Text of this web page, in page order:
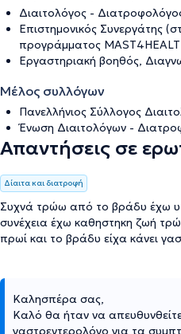
Διαιτολόγος -
Επιστημονικός Συνεργάτης
προγράμματος
Εργαστηριακή βοηθός,
Μέλος συλλόγων
Πανελλήνιος Σύλλογος
Ένωση Διαιτολόγων -
Απαντήσεις σε
Δίαιτα και διατροφή
Συχνά τρώω από το βράδυ έχω
συνέχεια έχω καθηστηκη ζωή
πρωί και το βράδυ είχα κάνει
Καλησπέρα σας,
Καλό θα ήταν να
γαστρεντερολόγο για τα